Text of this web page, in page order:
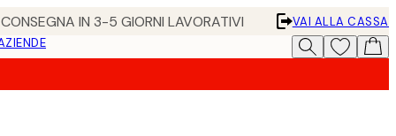
IN 3-5 GIORNI LAVORATIVI
VAI ALLA CASSA